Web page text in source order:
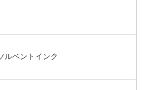
ルベントインク